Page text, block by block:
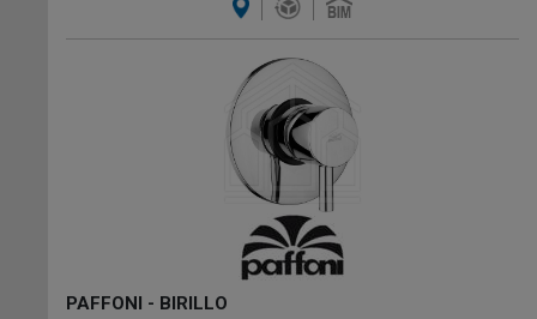
PAFFONI - BIRILLO